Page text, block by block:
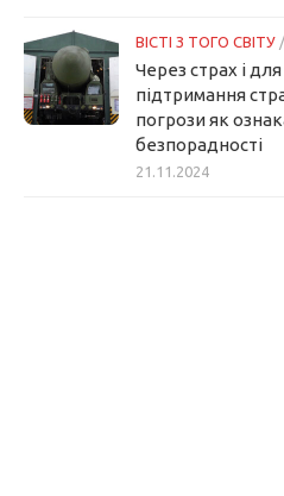
ВІСТІ З ТОГО СВІТУ /
Через страх і для
підтримання
погрози як
безпорадності
21.11.2024